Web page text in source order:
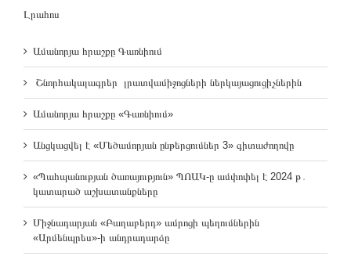
Լրահոս
Ամանորյա հրաշքը Գառնիում
Շնորհակալագրեր լրատվամիջոցների ներկայացուցիչներին
Ամանորյա հրաշքը «Գառնիում»
Անցկացվել է «Մեծամորյան ընթերցումներ 3» գիտաժողովը
«Պահպանության ծառայություն» ՊՈԱԿ-ը ամփոփել է 2024 թ․
կատարած աշխատանքները
Միջնադարյան «Բաղաբերդ» ամրոցի պեղումներին
«Արմենպրես»-ի անդրադարձը